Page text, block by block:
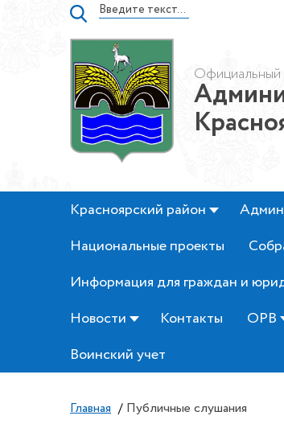
Официальный
Красноярский район
Национальные проекты
Информация для граждан и
Новости
Контакты ОРВ
Воинский учет
Главная / Публичные слушания